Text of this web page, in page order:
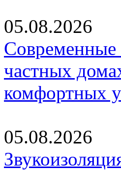
05.08.2026
Современные
частных
комфортных
05.08.2026